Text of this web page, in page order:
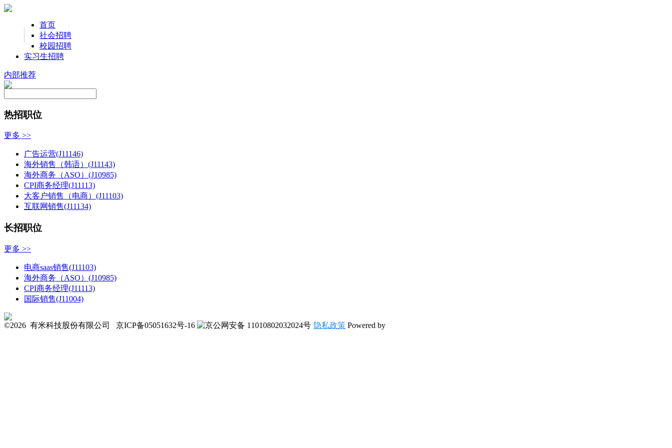
首页
社会招聘
校园招聘
实习生招聘
内部推荐
热招职位
更多 >>
广告运营(J11146)
海外销售（韩语）(J11143)
海外商务（ASO）(J10985)
CPI商务经理(J11113)
大客户销售（电商）(J11103)
互联网销售(J11134)
长招职位
更多 >>
电商saas销售(J11103)
海外商务（ASO）(J10985)
CPI商务经理(J11113)
国际销售(J11004)
©2026 有米科技股份有限公司 京ICP备05051632号-16 京公网安备 11010802032024号 隐私政策 Powered by